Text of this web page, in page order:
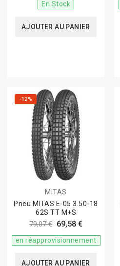
En Stock
AJOUTER AU PANIER
-12%
MITAS
Pneu MITAS E-05 3.50-18
62S TT M+S
79,07 € 69,58 €
en réapprovisionnement
AJOUTER AU PANIER